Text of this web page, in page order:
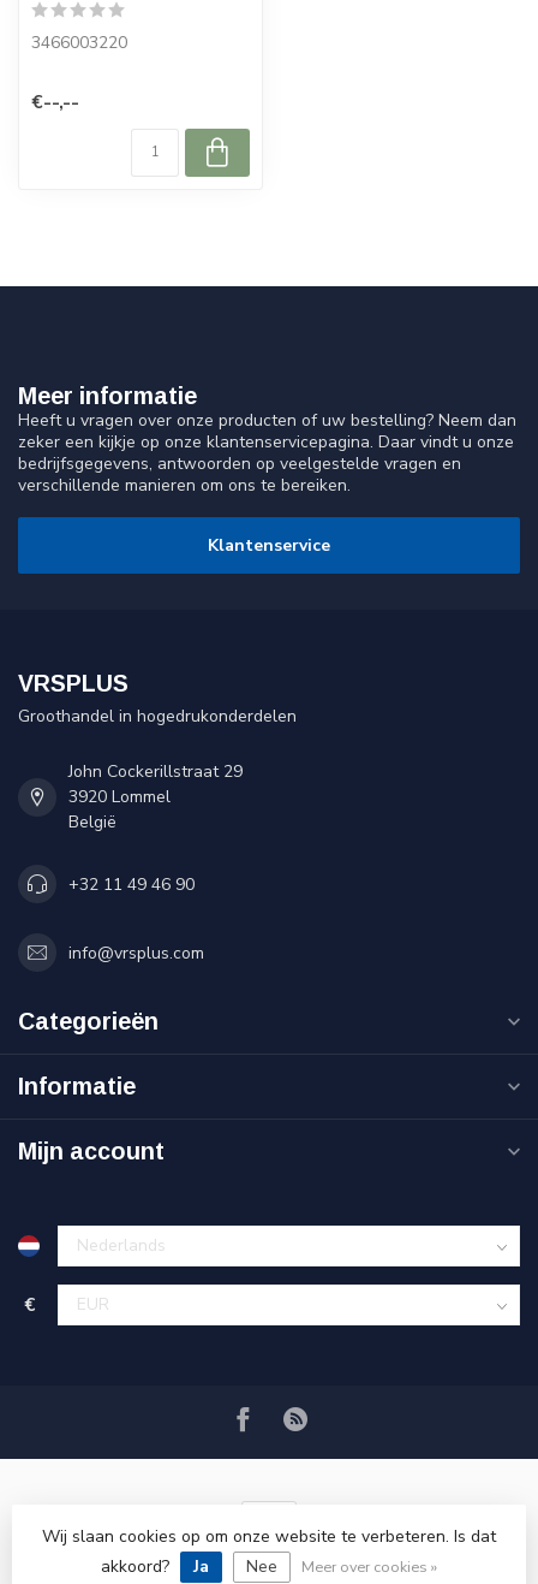
3466003220
€--,--
Meer informatie
Heeft u vragen over onze producten of uw bestelling? Neem dan
zeker een kijkje op onze klantenservicepagina. Daar vindt u onze
bedrijfsgegevens, antwoorden op veelgestelde vragen en
verschillende manieren om ons te bereiken.
Klantenservice
VRSPLUS
Groothandel in hogedrukonderdelen
John Cockerillstraat 29
3920 Lommel
België
+32 11 49 46 90
info@vrsplus.com
Categorieën
Informatie
Mijn account
€
© Copyright 2026 VRSPLUS
Wij slaan cookies op om onze website te verbeteren. Is dat
akkoord?
Ja Nee Meer over cookies »